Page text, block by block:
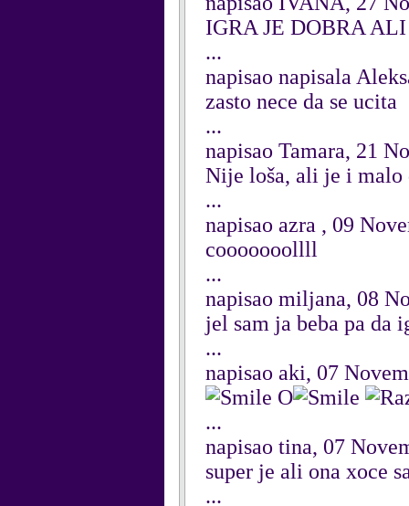
IGRA JE DOBRA
...
napisao napisala
zasto nece da se ucita
...
napisao Tamara, 21
Nije loša, ali je i malo
...
napisao azra , 09
cooooooollll
...
napisao miljana, 08
jel sam ja beba pa da
...
napisao aki, 07
O
...
napisao tina, 07
super je ali ona xoce
...